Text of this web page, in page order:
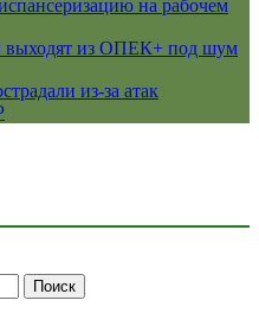
на рабочем
выходят из ОПЕК+ под шум
из-за атак